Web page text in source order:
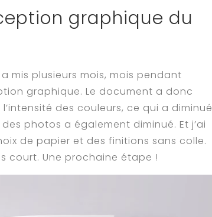
graphique du
mis plusieurs mois, mois pendant
graphique. Le document a donc
des couleurs, ce qui a diminué
photos a également diminué. Et j’ai
de papier et des finitions sans colle.
court. Une prochaine étape !